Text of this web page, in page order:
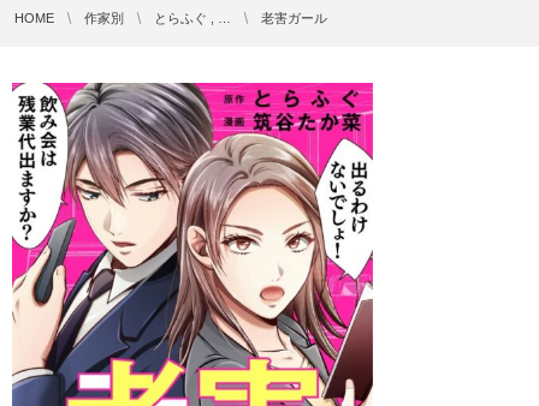
HOME 作家別 とらふぐ , … 老害ガール